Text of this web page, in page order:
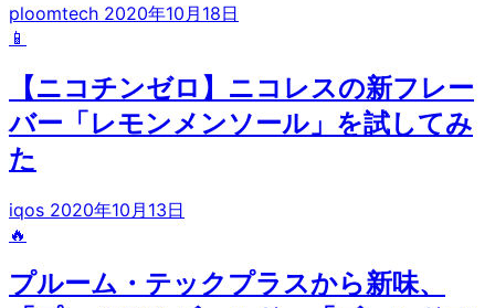
ploomtech 2020年10月18日
📱
【ニコチンゼロ】ニコレスの新フレー
バー「レモンメンソール」を試してみ
た
iqos 2020年10月13日
🔥
プルーム・テックプラスから新味、